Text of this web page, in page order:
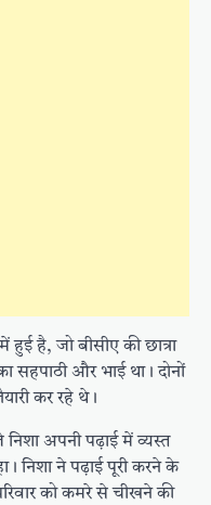
हुई है, जो बीसीए की छात्रा
सहपाठी और भाई था। दोनों
कर रहे थे।
अपनी पढ़ाई में व्यस्त
निशा ने पढ़ाई पूरी करने के
को कमरे से चीखने की